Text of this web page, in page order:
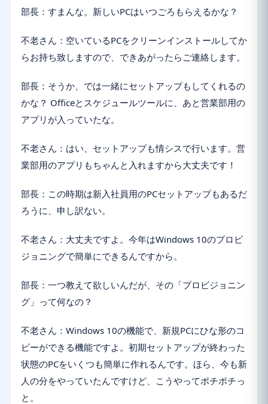
部長：すまんな。新しいPCはいつごろもらえるかな？
不老さん：空いているPCをクリーンインストールしてか
らお持ち致しますので、できあがったらご連絡します。
部長：そうか、では一緒にセットアップもしてくれるの
かな？ Officeとスケジュールツールに、あと営業部用の
アプリが入っていたな。
不老さん：はい、セットアップも情シスで行います。営
業部用のアプリもちゃんと入れますから大丈夫です！
部長：この時期は新入社員用のPCセットアップもあるだ
ろうに、申し訳ない。
不老さん：大丈夫ですよ。今年はWindows 10のプロビ
ジョニングで簡単にできるんですから。
部長：一つ教えて欲しいんだが、その「プロビジョニン
グ」って何なの？
不老さん：Windows 10の機能で、新規PCにひな形のコ
ピーができる機能ですよ。初期セットアップが終わった
状態のPCをいくつも簡単に作れるんです。ほら、今も新
人の分をやっていたんですけど、こうやってポチポチっ
と。